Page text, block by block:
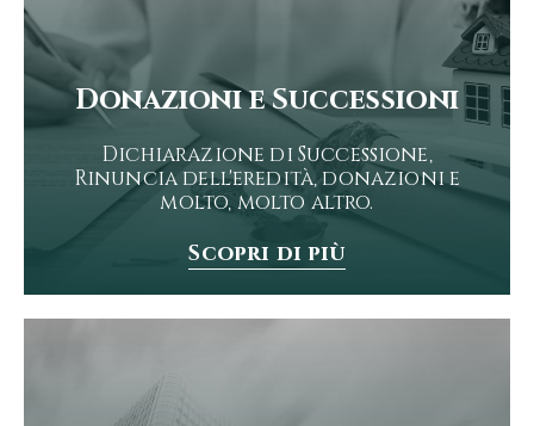
Donazioni e Successioni
Dichiarazione di Successione,
Rinuncia dell'eredità, donazioni e
molto, molto altro.
Scopri di più